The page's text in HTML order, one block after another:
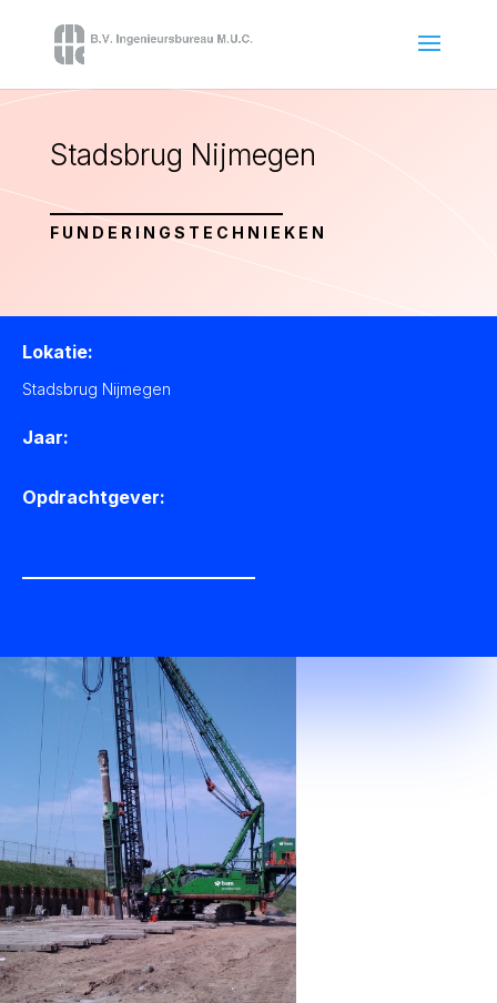
Stadsbrug Nijmegen
FUNDERINGSTECHNIEKEN
Lokatie:
Stadsbrug Nijmegen
Jaar:
Opdrachtgever: